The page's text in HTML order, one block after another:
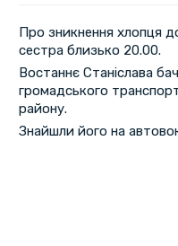
Про зникнення хлопця
сестра близько 20.00.
Востаннє Станіслава
громадського
району.
Знайшли його на